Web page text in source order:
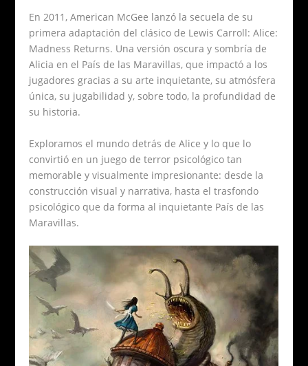
En 2011, American McGee lanzó la secuela de su
primera adaptación del clásico de Lewis Carroll: Alice:
Madness Returns. Una versión oscura y sombría de
Alicia en el País de las Maravillas, que impactó a los
jugadores gracias a su arte inquietante, su atmósfera
única, su jugabilidad y, sobre todo, la profundidad de
su historia.
Exploramos el mundo detrás de Alice y lo que lo
convirtió en un juego de terror psicológico tan
memorable y visualmente impresionante: desde la
construcción visual y narrativa, hasta el trasfondo
psicológico que da forma al inquietante País de las
Maravillas.